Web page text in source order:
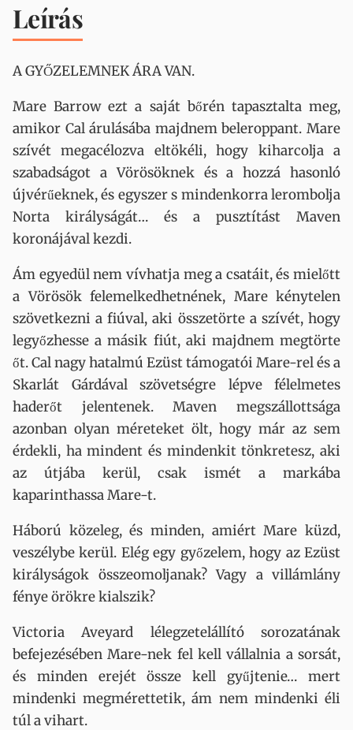
Leírás
A ​GYŐZELEMNEK ÁRA VAN.
Mare Barrow ezt a saját bőrén tapasztalta meg,
amikor Cal árulásába majdnem beleroppant. Mare
szívét megacélozva eltökéli, hogy kiharcolja a
szabadságot a Vörösöknek és a hozzá hasonló
újvérűeknek, és egyszer s mindenkorra lerombolja
Norta királyságát… és a pusztítást Maven
koronájával kezdi.
Ám egyedül nem vívhatja meg a csatáit, és mielőtt
a Vörösök felemelkedhetnének, Mare kénytelen
szövetkezni a fiúval, aki összetörte a szívét, hogy
legyőzhesse a másik fiút, aki majdnem megtörte
őt. Cal nagy hatalmú Ezüst támogatói Mare-rel és a
Skarlát Gárdával szövetségre lépve félelmetes
haderőt jelentenek. Maven megszállottsága
azonban olyan méreteket ölt, hogy már az sem
érdekli, ha mindent és mindenkit tönkretesz, aki
az útjába kerül, csak ismét a markába
kaparinthassa Mare-t.
Háború közeleg, és minden, amiért Mare küzd,
veszélybe kerül. Elég egy győzelem, hogy az Ezüst
királyságok összeomoljanak? Vagy a villámlány
fénye örökre kialszik?
Victoria Aveyard lélegzetelállító sorozatának
befejezésében Mare-nek fel kell vállalnia a sorsát,
és minden erejét össze kell gyűjtenie… mert
mindenki megmérettetik, ám nem mindenki éli
túl a vihart.